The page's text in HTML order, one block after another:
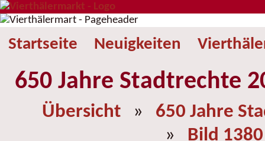
Startseite Neuigkeiten
650 Jahre Stadtrechte
Übersicht » 650 Jahre
» Bild 1380